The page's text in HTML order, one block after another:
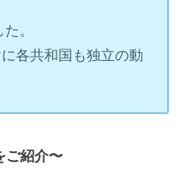
。
各共和国も独立の動
ご紹介〜